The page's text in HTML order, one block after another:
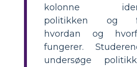
kolonne
politikken og
hvordan og
fungerer.
undersøge